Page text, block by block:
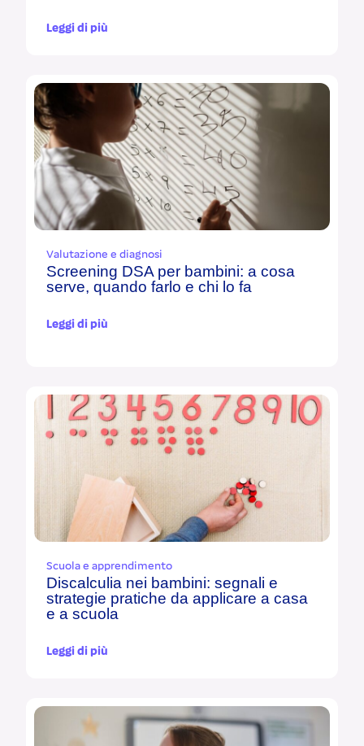
Leggi di più
Valutazione e diagnosi
Screening DSA per bambini: a cosa
serve, quando farlo e chi lo fa
Leggi di più
Scuola e apprendimento
Discalculia nei bambini: segnali e
strategie pratiche da applicare a casa
e a scuola
Leggi di più